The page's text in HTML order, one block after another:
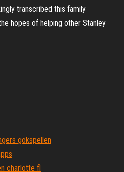
transcribed this family
hopes of helping other Stanley
gokspellen
charlotte fl